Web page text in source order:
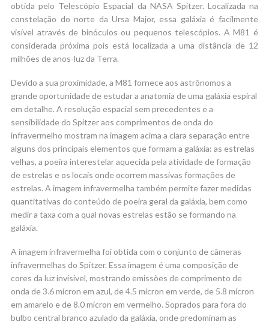
obtida pelo Telescópio Espacial da NASA Spitzer. Localizada na
constelação do norte da Ursa Major, essa galáxia é facilmente
visível através de binóculos ou pequenos telescópios. A M81 é
considerada próxima pois está localizada a uma distância de 12
milhões de anos-luz da Terra.
Devido a sua proximidade, a M81 fornece aos astrônomos a
grande oportunidade de estudar a anatomia de uma galáxia espiral
em detalhe. A resolução espacial sem precedentes e a
sensibilidade do Spitzer aos comprimentos de onda do
infravermelho mostram na imagem acima a clara separação entre
alguns dos principais elementos que formam a galáxia: as estrelas
velhas, a poeira interestelar aquecida pela atividade de formação
de estrelas e os locais onde ocorrem massivas formações de
estrelas. A imagem infravermelha também permite fazer medidas
quantitativas do conteúdo de poeira geral da galáxia, bem como
medir a taxa com a qual novas estrelas estão se formando na
galáxia.
A imagem infravermelha foi obtida com o conjunto de câmeras
infravermelhas do Spitzer. Essa imagem é uma composição de
cores da luz invisível, mostrando emissões de comprimento de
onda de 3.6 mícron em azul, de 4.5 mícron em verde, de 5.8 mícron
em amarelo e de 8.0 mícron em vermelho. Soprados para fora do
bulbo central branco azulado da galáxia, onde predominam as